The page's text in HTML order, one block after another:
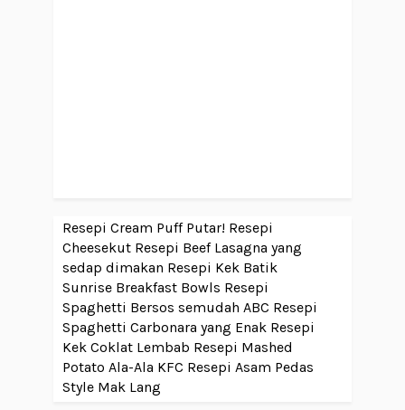
Resepi Cream Puff Putar! Resepi
Cheesekut Resepi Beef Lasagna yang
sedap dimakan Resepi Kek Batik
Sunrise Breakfast Bowls Resepi
Spaghetti Bersos semudah ABC Resepi
Spaghetti Carbonara yang Enak Resepi
Kek Coklat Lembab Resepi Mashed
Potato Ala-Ala KFC Resepi Asam Pedas
Style Mak Lang